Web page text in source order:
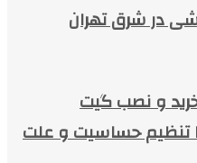
در شرق تهران
و نصب گیت
تنظیم حساسیت و علت